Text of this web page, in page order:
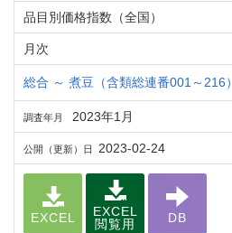
品目別価格指数（全国）
月次
総合 ～ 煮豆（含類総連番001～216）
調査年月 2023年1月
公開（更新）日 2023-02-24
EXCEL
EXCEL
閲覧用
DB